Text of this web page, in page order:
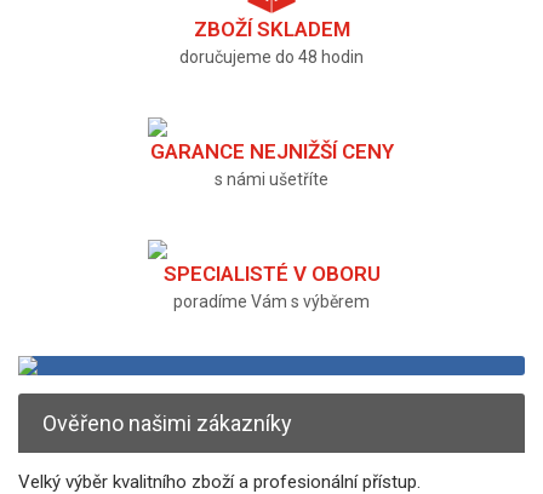
ZBOŽÍ SKLADEM
doručujeme do 48 hodin
GARANCE NEJNIŽŠÍ CENY
s námi ušetříte
SPECIALISTÉ V OBORU
poradíme Vám s výběrem
Ověřeno našimi zákazníky
Velký výběr kvalitního zboží a profesionální přístup.